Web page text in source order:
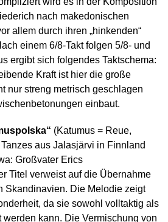
nach makedonischen
allem durch ihren „hinkenden“
einem 6/8-Takt folgen 5/8- und
ergibt sich folgendes Taktschema:
Kraft ist hier die große
nur streng metrisch geschlagen
einbaut.
(Katumus = Reue,
aus Jalasjärvi in Finnland
Großvater Erics
Titel verweist auf die Übernahme
Skandinavien. Die Melodie zeigt
da sie sowohl volltaktig als
kann. Die Vermischung von